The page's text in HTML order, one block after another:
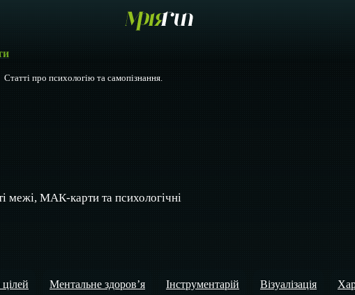
межі, МАК-карти та психологічні
Ментальне здоров’я Інструментарій Візуалізація
Статті про психологію та самопізнання.